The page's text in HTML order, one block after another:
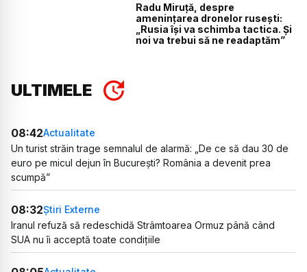
Radu Miruță, despre
amenințarea dronelor rusești:
„Rusia își va schimba tactica. Și
noi va trebui să ne readaptăm”
ULTIMELE
08:42Actualitate
Un turist străin trage semnalul de alarmă: „De ce să dau 30 de
euro pe micul dejun în București? România a devenit prea
scumpă”
08:32Știri Externe
Iranul refuză să redeschidă Strâmtoarea Ormuz până când
SUA nu îi acceptă toate condițiile